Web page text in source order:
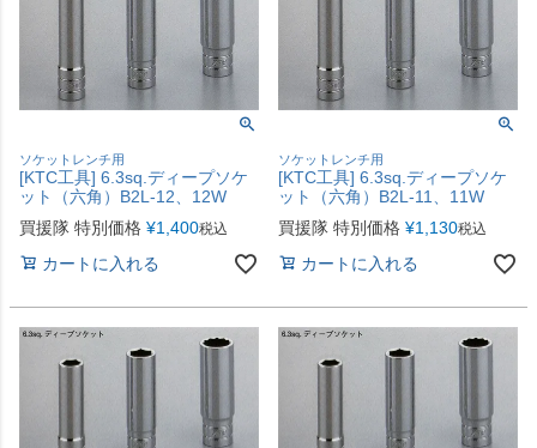
ソケットレンチ用
[KTC工具] 6.3sq.ディープソケ
ット（六角）B2L-12、12W
買援隊 特別価格 ¥1,400税込
カートに入れる
ソケットレンチ用
[KTC工具] 6.3sq.ディープソケ
ット（六角）B2L-11、11W
買援隊 特別価格 ¥1,130税込
カートに入れる